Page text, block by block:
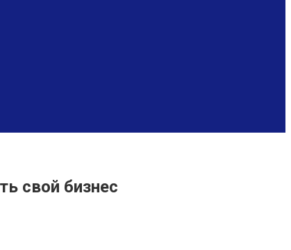
свой бизнес